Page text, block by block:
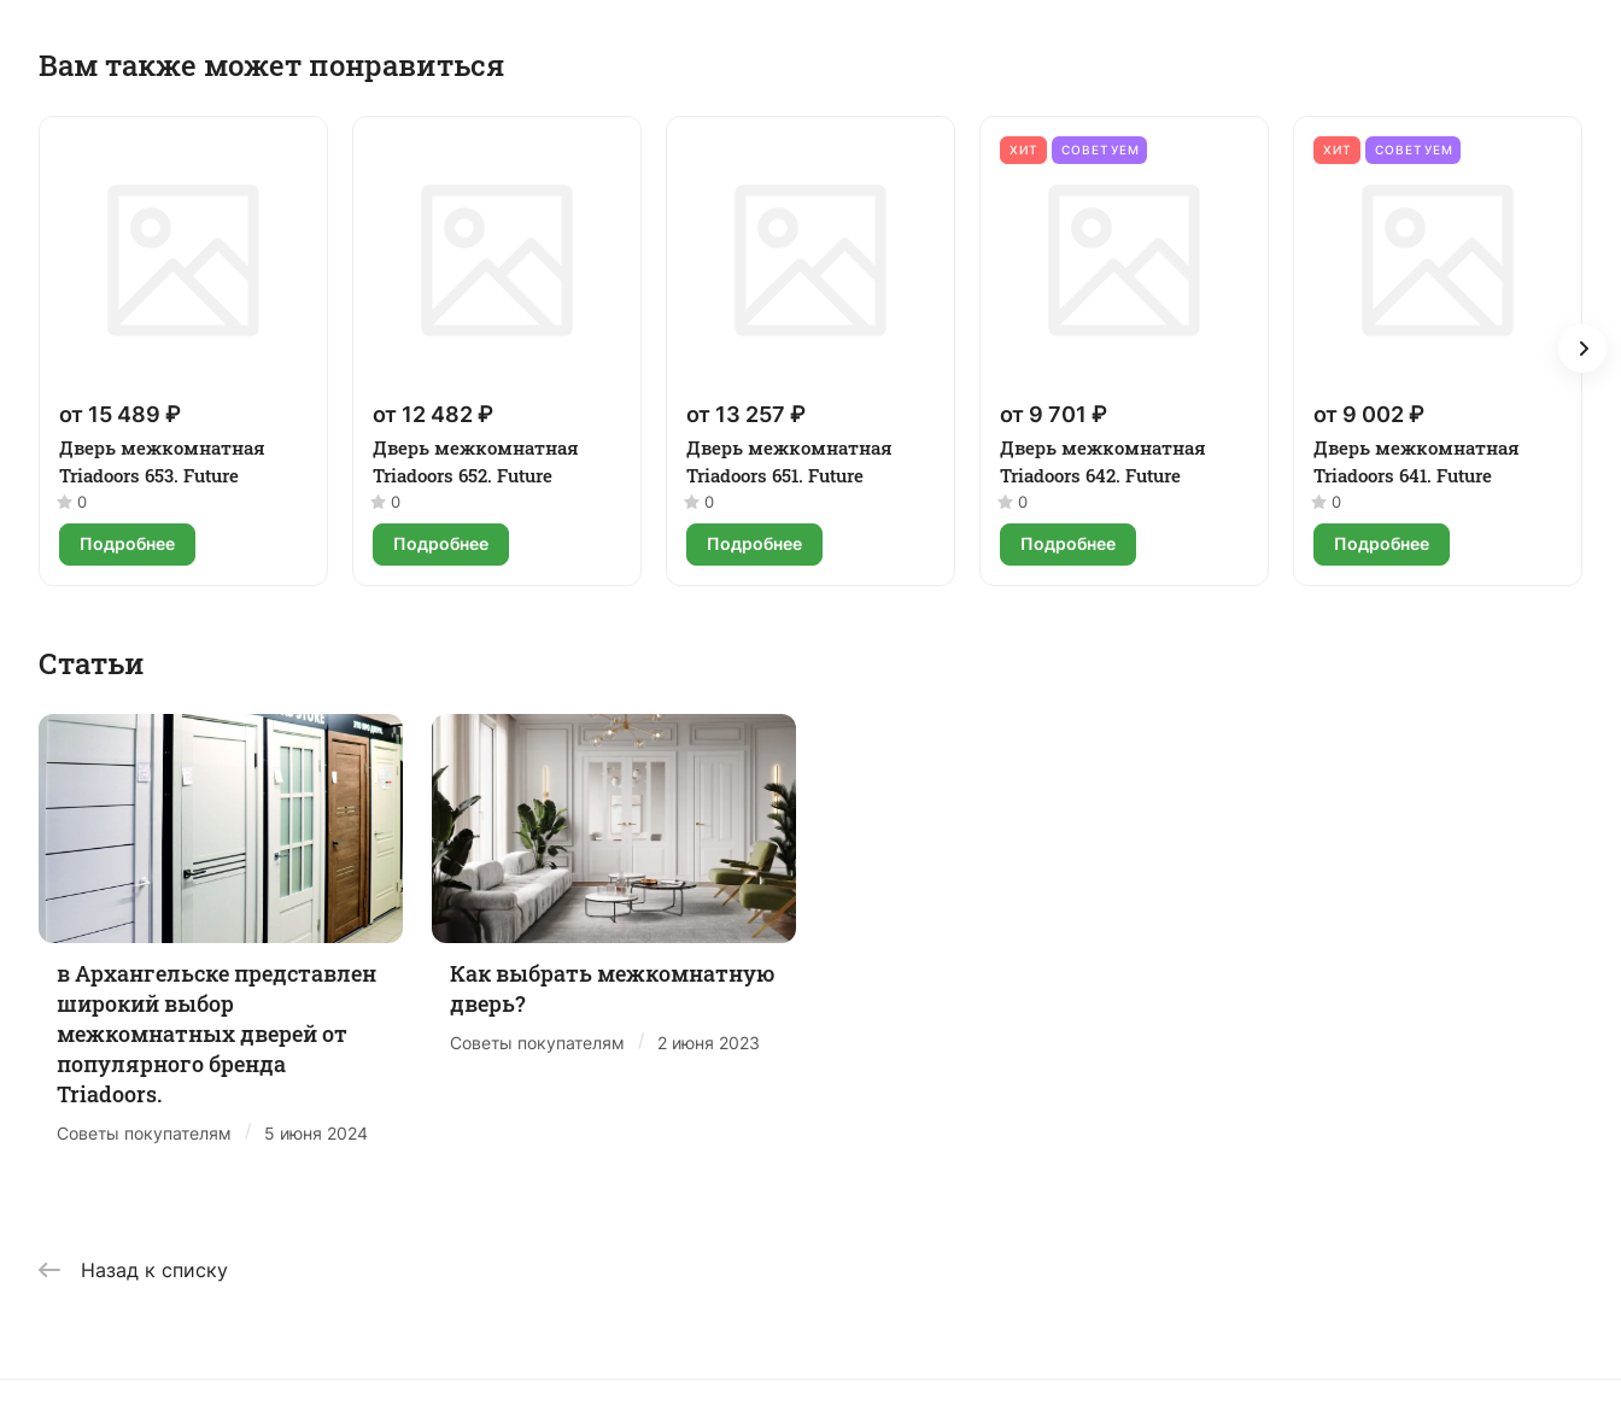
Вам также может понравиться
от 15 489 ₽
Дверь межкомнатная
Triadoors 653. Future
0
Подробнее
от 12 482 ₽
Дверь межкомнатная
Triadoors 652. Future
0
Подробнее
от 13 257 ₽
Дверь межкомнатная
Triadoors 651. Future
0
Подробнее
ХИТ СОВЕТУЕМ
от 9 701 ₽
Дверь межкомнатная
Triadoors 642. Future
0
Подробнее
ХИТ СОВЕТУЕМ
от 9 002 ₽
Дверь межкомнатная
Triadoors 641. Future
0
Подробнее
Статьи
в Архангельске представлен
широкий выбор
межкомнатных дверей от
популярного бренда
Triadoors.
Советы покупателям / 5 июня 2024
Как выбрать межкомнатную
дверь?
Советы покупателям / 2 июня 2023
Назад к списку